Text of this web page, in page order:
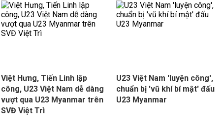
Việt Hưng, Tiến Linh lập
công, U23 Việt Nam dễ dàng
vượt qua U23 Myanmar trên
SVĐ Việt Trì
U23 Việt Nam 'luyện công',
chuẩn bị 'vũ khí bí mật' đấu
U23 Myanmar